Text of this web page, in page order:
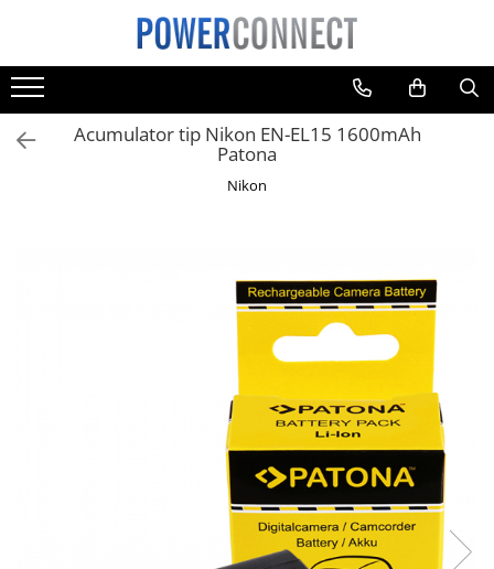
Toate Produsele
Sisteme filtrare apa
Sisteme filtrare apa
Acumulator tip Nikon EN-EL15 1600mAh
Patona
Nikon